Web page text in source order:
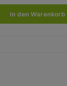
In den Warenkorb